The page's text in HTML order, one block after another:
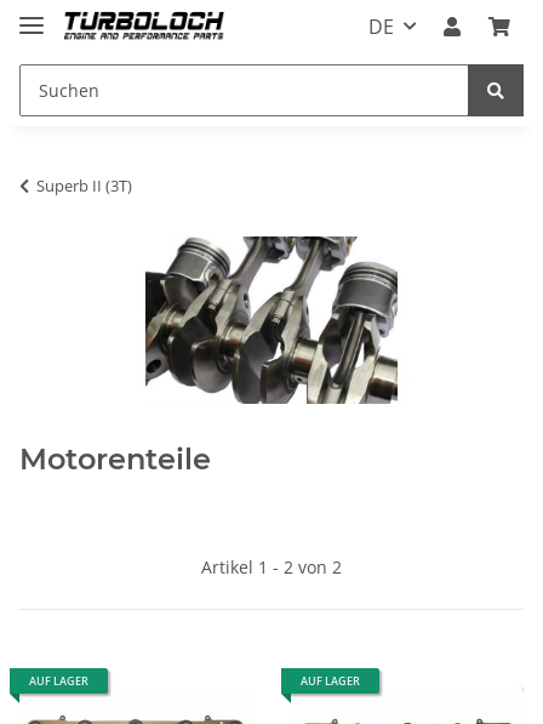
DE
Superb II (3T)
Motorenteile
Artikel 1 - 2 von 2
AUF LAGER AUF LAGER